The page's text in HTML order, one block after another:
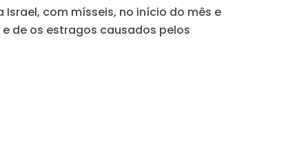
com mísseis, no início do mês e
de os estragos causados pelos